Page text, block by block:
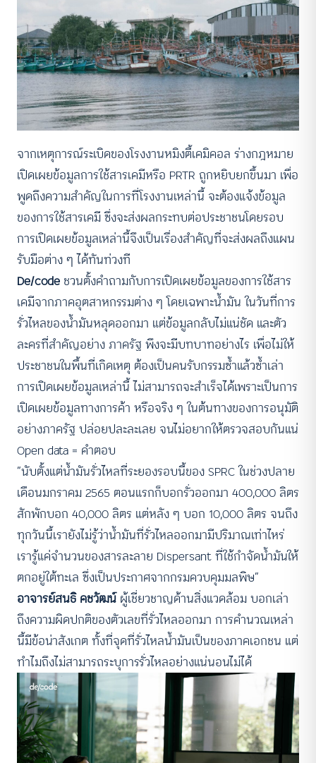
จากเหตุการณ์ระเบิดของโรงงานหมิงตี้เคมิคอล ร่างกฎหมาย
เปิดเผยข้อมูลการใช้สารเคมีหรือ PRTR ถูกหยิบยกขึ้นมา เพื่อ
พูดถึงความสำคัญในการที่โรงงานเหล่านี้ จะต้องแจ้งข้อมูล
ของการใช้สารเคมี ซึ่งจะส่งผลกระทบต่อประชาชนโดยรอบ
การเปิดเผยข้อมูลเหล่านี้จึงเป็นเรื่องสำคัญที่จะส่งผลถึงแผน
รับมือต่าง ๆ ได้ทันท่วงที
De/code ชวนตั้งคำถามกับการเปิดเผยข้อมูลของการใช้สาร
เคมีจากภาคอุตสาหกรรมต่าง ๆ โดยเฉพาะน้ำมัน ในวันที่การ
รั่วไหลของน้ำมันหลุดออกมา แต่ข้อมูลกลับไม่แน่ชัด และตัว
ละครที่สำคัญอย่าง ภาครัฐ พึงจะมีบทบาทอย่างไร เพื่อไม่ให้
ประชาชนในพื้นที่เกิดเหตุ ต้องเป็นคนรับกรรมซ้ำแล้วซ้ำเล่า
การเปิดเผยข้อมูลเหล่านี้ ไม่สามารถจะสำเร็จได้เพราะเป็นการ
เปิดเผยข้อมูลทางการค้า หรือจริง ๆ ในต้นทางของการอนุมัติ
อย่างภาครัฐ ปล่อยปละละเลย จนไม่อยากให้ตรวจสอบกันแน่
Open data = คำตอบ
“นับตั้งแต่น้ำมันรั่วไหลที่ระยองรอบนี้ของ SPRC ในช่วงปลาย
เดือนมกราคม 2565 ตอนแรกก็บอกรั่วออกมา 400,000 ลิตร
สักพักบอก 40,000 ลิตร แต่หลัง ๆ บอก 10,000 ลิตร จนถึง
ทุกวันนี้เรายังไม่รู้ว่าน้ำมันที่รั่วไหลออกมามีปริมาณเท่าไหร่
เรารู้แค่จำนวนของสารละลาย Dispersant ที่ใช้กำจัดน้ำมันให้
ตกอยู่ใต้ทะเล ซึ่งเป็นประกาศจากกรมควบคุมมลพิษ”
อาจารย์สนธิ คชวัฒน์ผู้เชี่ยวชาญด้านสิ่งแวดล้อม บอกเล่า
ถึงความผิดปกติของตัวเลขที่รั่วไหลออกมา การคำนวณเหล่า
นี้มีข้อน่าสังเกต ทั้งที่จุดที่รั่วไหลน้ำมันเป็นของภาคเอกชน แต่
ทำไมถึงไม่สามารถระบุการรั่วไหลอย่างแน่นอนไม่ได้